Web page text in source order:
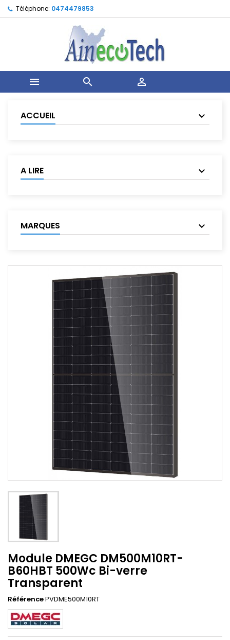
Téléphone: 0474479853
  
ACCUEIL
A LIRE
MARQUES
Module DMEGC DM500M10RT-
B60HBT 500Wc Bi-verre
Transparent
RéférencePVDME500M10RT